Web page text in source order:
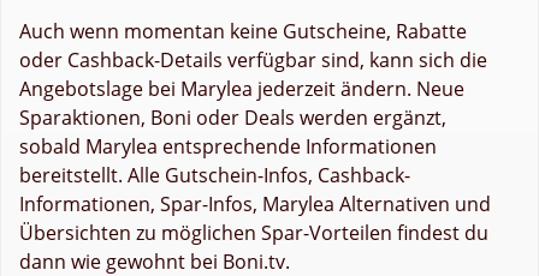
Auch wenn momentan keine Gutscheine, Rabatte
oder Cashback-Details verfügbar sind, kann sich die
Angebotslage bei Marylea jederzeit ändern. Neue
Sparaktionen, Boni oder Deals werden ergänzt,
sobald Marylea entsprechende Informationen
bereitstellt. Alle Gutschein-Infos, Cashback-
Informationen, Spar-Infos, Marylea Alternativen und
Übersichten zu möglichen Spar-Vorteilen findest du
dann wie gewohnt bei Boni.tv.